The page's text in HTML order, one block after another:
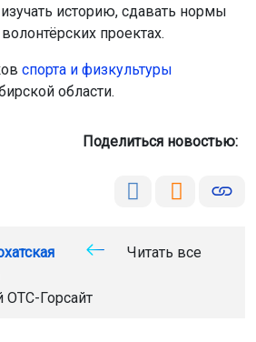
историю, сдавать нормы
проектах.
спорта и физкультуры
области.
Поделиться новостью:
Читать все
ОТС-Горсайт